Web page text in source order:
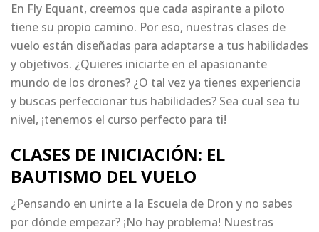
En Fly Equant, creemos que cada aspirante a piloto
tiene su propio camino. Por eso, nuestras clases de
vuelo están diseñadas para adaptarse a tus habilidades
y objetivos. ¿Quieres iniciarte en el apasionante
mundo de los drones? ¿O tal vez ya tienes experiencia
y buscas perfeccionar tus habilidades? Sea cual sea tu
nivel, ¡tenemos el curso perfecto para ti!
CLASES DE INICIACIÓN: EL
BAUTISMO DEL VUELO
¿Pensando en unirte a la Escuela de Dron y no sabes
por dónde empezar? ¡No hay problema! Nuestras